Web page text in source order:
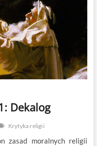
Dekalog
Krytyka religii
zasad moralnych religii